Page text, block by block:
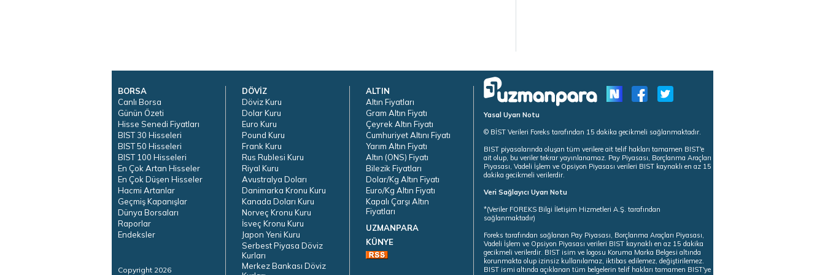
BORSA
Canlı Borsa
Günün Özeti
Hisse Senedi Fiyatları
BIST 30 Hisseleri
BIST 50 Hisseleri
BIST 100 Hisseleri
En Çok Artan Hisseler
En Çok Düşen Hisseler
Hacmi Artanlar
Geçmiş Kapanışlar
Dünya Borsaları
Raporlar
Endeksler
Copyright 2026
DÖVİZ
Döviz Kuru
Dolar Kuru
Euro Kuru
Pound Kuru
Frank Kuru
Rus Rublesi Kuru
Riyal Kuru
Avustralya Doları
Danimarka Kronu Kuru
Kanada Doları Kuru
Norveç Kronu Kuru
İsveç Kronu Kuru
Japon Yeni Kuru
Serbest Piyasa Döviz
Kurları
Merkez Bankası Döviz
ALTIN
Altın Fiyatları
Gram Altın Fiyatı
Çeyrek Altın Fiyatı
Cumhuriyet Altını Fiyatı
Yarım Altın Fiyatı
Altın (ONS) Fiyatı
Bilezik Fiyatları
Dolar/Kg Altın Fiyatı
Euro/Kg Altın Fiyatı
Kapalı Çarşı Altın
Fiyatları
UZMANPARA
KÜNYE
Yasal Uyarı Notu
© BİST Verileri Foreks tarafından 15 dakika gecikmeli sağlanmaktadır.
BIST piyasalarında oluşan tüm verilere ait telif hakları tamamen BIST'e
ait olup, bu veriler tekrar yayınlanamaz. Pay Piyasası, Borçlanma Araçları
Piyasası, Vadeli İşlem ve Opsiyon Piyasası verileri BIST kaynaklı en az 15
dakika gecikmeli verilerdir.
Veri Sağlayıcı Uyarı Notu
*(Veriler FOREKS Bilgi İletişim Hizmetleri A.Ş. tarafından
sağlanmaktadır)
Foreks tarafından sağlanan Pay Piyasası, Borçlanma Araçları Piyasası,
Vadeli İşlem ve Opsiyon Piyasası verileri BIST kaynaklı en az 15 dakika
gecikmeli verilerdir. BIST isim ve logosu Koruma Marka Belgesi altında
korunmakta olup izinsiz kullanılamaz, iktibas edilemez, değiştirilemez.
BIST ismi altında açıklanan tüm belgelerin telif hakları tamamen BIST'ye